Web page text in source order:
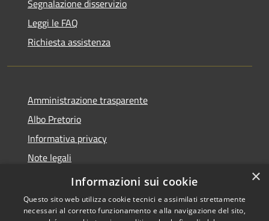
Segnalazione disservizio
Leggi le FAQ
Richiesta assistenza
Amministrazione trasparente
Albo Pretorio
Informativa privacy
Note legali
Dichiarazione di accessibilità
×
Informazioni sui cookie
Questo sito web utilizza cookie tecnici e assimilati strettamente
necessari al corretto funzionamento e alla navigazione del sito,